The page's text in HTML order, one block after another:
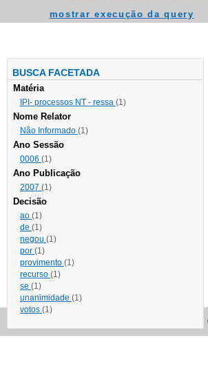
mostrar execução da query
BUSCA FACETADA
Matéria
IPI- processos NT - ressa (1)
Nome Relator
Não Informado (1)
Ano Sessão
0006 (1)
Ano Publicação
2007 (1)
Decisão
ao (1)
de (1)
negou (1)
por (1)
provimento (1)
recurso (1)
se (1)
unanimidade (1)
votos (1)